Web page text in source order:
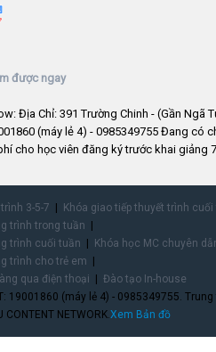
được ngay
Địa Chỉ: 391 Trường Chinh - (Gần Ngã
(máy lẻ 4) - 0985349755 Đang có
cho học viên đăng ký trước khai giảng
3-5-7
Khóa giao tiếp thuyết trình
trình trong tuần
trình cuối tuần
Khóa học MC chuyên
trình cho trẻ em
qua điện thoại
Đào tạo In-house
19001860 (máy lẻ 4) - 0985349755.
NETWORK.Xem Bản đồ